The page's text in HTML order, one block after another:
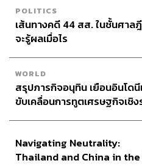
หากเขาทำได้สำเร็จ คิปโชเกจ
นักกีฬาคนแรกที่คว้าเหรียญทอ
โอลิมปิกเกมส์ได้ 3 สมัยเป็นคน
POLITICS
เส้นทางคดี 44 สส. ในชั้นศาล
จะรู้ผลเมื่อไร
WORLD
สรุปภารกิจอนุทิน เยือนอินโดนี
ขับเคลื่อนการทูตเศรษฐกิจเชิง
Navigating Neutrality:
Thailand and China in